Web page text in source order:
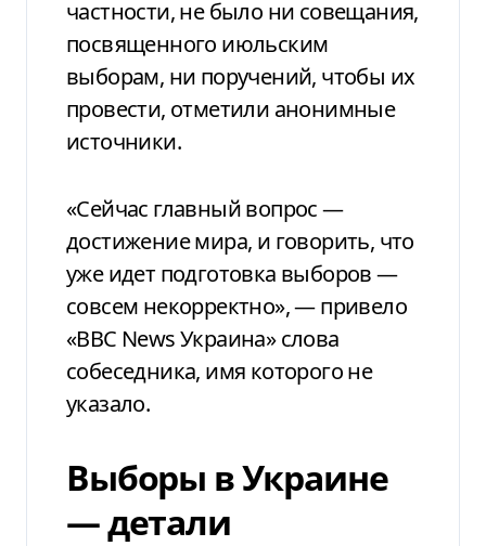
частности, не было ни совещания,
посвященного июльским
выборам, ни поручений, чтобы их
провести, отметили анонимные
источники.
«Сейчас главный вопрос —
достижение мира, и говорить, что
уже идет подготовка выборов —
совсем некорректно», — привело
«BBC News Украина» слова
собеседника, имя которого не
указало.
Выборы в Украине
— детали